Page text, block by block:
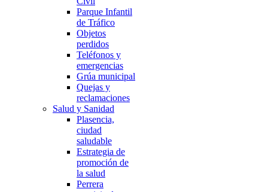
Parque Infantil
de Tráfico
Objetos
perdidos
Teléfonos y
emergencias
Grúa municipal
Quejas y
reclamaciones
Salud y Sanidad
Plasencia,
ciudad
saludable
Estrategia de
promoción de
la salud
Perrera